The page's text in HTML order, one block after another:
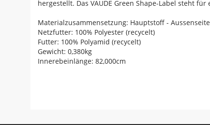
hergestellt. Das VAUDE Green Shape-Label steht
Materialzusammensetzung: Hauptstoff -
Netzfutter: 100% Polyester (recycelt)
Futter: 100% Polyamid (recycelt)
Gewicht: 0,380kg
Innerebeinlänge: 82,000cm